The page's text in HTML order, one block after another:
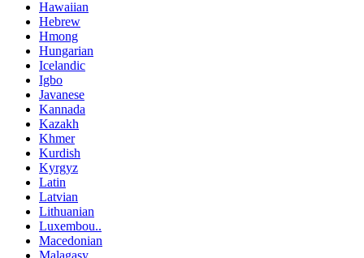
Hawaiian
Hebrew
Hmong
Hungarian
Icelandic
Igbo
Javanese
Kannada
Kazakh
Khmer
Kurdish
Kyrgyz
Latin
Latvian
Lithuanian
Luxembou..
Macedonian